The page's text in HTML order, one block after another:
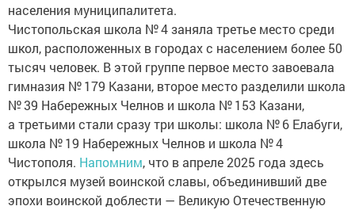
населения муниципалитета.
Чистопольская школа № 4 заняла третье место среди
школ, расположенных в городах с населением более 50
тысяч человек. В этой группе первое место завоевала
гимназия № 179 Казани, второе место разделили школа
№ 39 Набережных Челнов и школа № 153 Казани,
а третьими стали сразу три школы: школа № 6 Елабуги,
школа № 19 Набережных Челнов и школа № 4
Чистополя. Напомним, что в апреле 2025 года здесь
открылся музей воинской славы, объединивший две
эпохи воинской доблести — Великую Отечественную